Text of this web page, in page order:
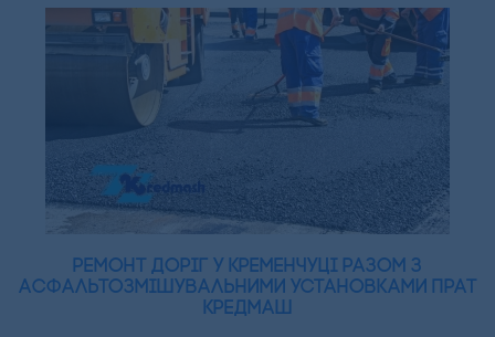
Ремонт доріг у Кременчуці разом з
асфальтозмішувальними установками ПрАТ
Кредмаш